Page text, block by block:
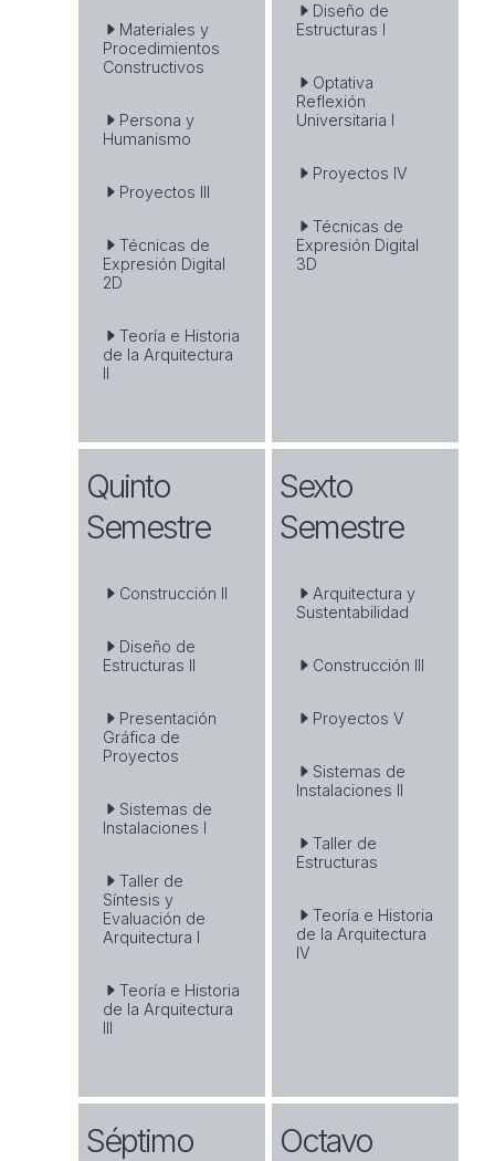
Materiales y
Procedimientos
Constructivos
Persona y
Humanismo
Proyectos III
Técnicas de
Expresión Digital
2D
Teoría e Historia
de la Arquitectura
II
Diseño de
Estructuras I
Optativa
Reflexión
Universitaria I
Proyectos IV
Técnicas de
Expresión Digital
3D
Quinto
Semestre
Construcción II
Diseño de
Estructuras II
Presentación
Gráfica de
Proyectos
Sistemas de
Instalaciones I
Taller de
Síntesis y
Evaluación de
Arquitectura I
Teoría e Historia
de la Arquitectura
III
Sexto
Semestre
Arquitectura y
Sustentabilidad
Construcción III
Proyectos V
Sistemas de
Instalaciones II
Taller de
Estructuras
Teoría e Historia
de la Arquitectura
IV
Séptimo
Octavo